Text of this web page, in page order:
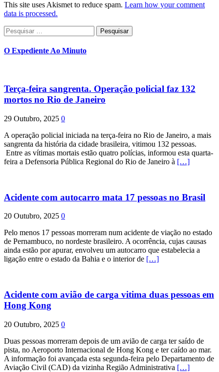
This site uses Akismet to reduce spam. Learn how your comment
data is processed.
Pesquisar
por:
O Expediente Ao Minuto
Terça-feira sangrenta. Operação policial faz 132
mortos no Rio de Janeiro
29 Outubro, 2025 0
A operação policial iniciada na terça-feira no Rio de Janeiro, a mais
sangrenta da história da cidade brasileira, vitimou 132 pessoas.
Entre as vítimas mortais estão quatro polícias, informou esta quarta-
feira a Defensoria Pública Regional do Rio de Janeiro à […]
Acidente com autocarro mata 17 pessoas no Brasil
20 Outubro, 2025 0
Pelo menos 17 pessoas morreram num acidente de viação no estado
de Pernambuco, no nordeste brasileiro. A ocorrência, cujas causas
ainda estão por apurar, envolveu um autocarro que estabelecia a
ligação entre o estado da Bahia e o interior de […]
Acidente com avião de carga vitima duas pessoas em
Hong Kong
20 Outubro, 2025 0
Duas pessoas morreram depois de um avião de carga ter saído de
pista, no Aeroporto Internacional de Hong Kong e ter caído ao mar.
A informação foi avançada esta segunda-feira pelo Departamento de
Aviação Civil (CAD) da vizinha Região Administrativa […]